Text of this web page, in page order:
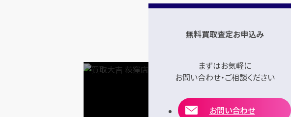
無料買取査定お申込み
まずはお気軽に
お問い合わせ・ご相談ください
お問い合わせ